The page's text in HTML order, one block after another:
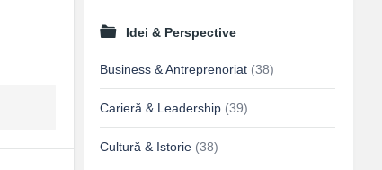
Idei & Perspective
Business & Antreprenoriat (38)
Carieră & Leadership (39)
Cultură & Istorie (38)